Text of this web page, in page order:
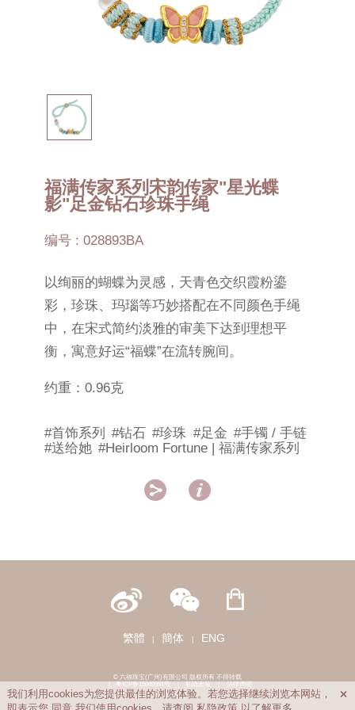
福满传家系列宋韵传家"星光蝶
影"足金钻石珍珠手绳
编号 : 028893BA
以绚丽的蝴蝶为灵感，天青色交织霞粉鎏
彩，珍珠、玛瑙等巧妙搭配在不同颜色手绳
中，在宋式简约淡雅的审美下达到理想平
衡，寓意好运“福蝶”在流转腕间。
约重：0.96克
#首饰系列 #钻石 #珍珠 #足金 #手镯 / 手链
#送给她 #Heirloom Fortune | 福满传家系列
 
繁體 簡体 ENG
© 六福珠宝(广州)有限公司 版权所有 不得转载
|
粤ICP备15048991号 | 私隐政策 | 法律声明
我们利用cookies为您提供最佳的浏览体验。若您选择继续浏览本网站，
